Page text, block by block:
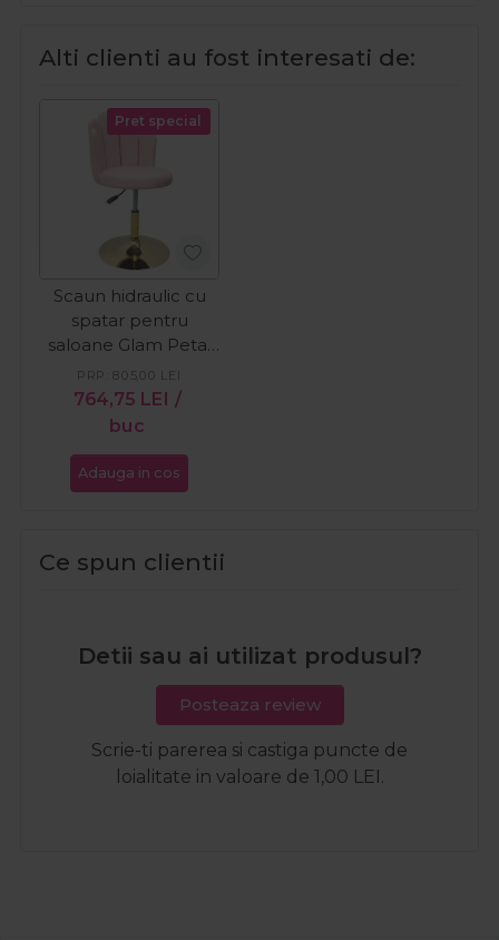
Alti clienti au fost interesati de:
Pret special
Scaun hidraulic cu
spatar pentru
saloane Glam Petal
Blush Pink
764,75 LEI /
buc
PRP: 805,00 LEI
Adauga in cos
Ce spun clientii
Detii sau ai utilizat produsul?
Posteaza review
Scrie-ti parerea si castiga puncte de
loialitate in valoare de 1,00 LEI.